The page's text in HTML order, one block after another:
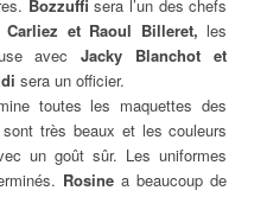
Bozzuffi sera l’un des chefs
Carliez et Raoul Billeret, les
avecJacky Blanchot et
sera un officier.
toutes les maquettes des
très beaux et les couleurs
un goût sûr. Les uniformes
Rosinea beaucoup de